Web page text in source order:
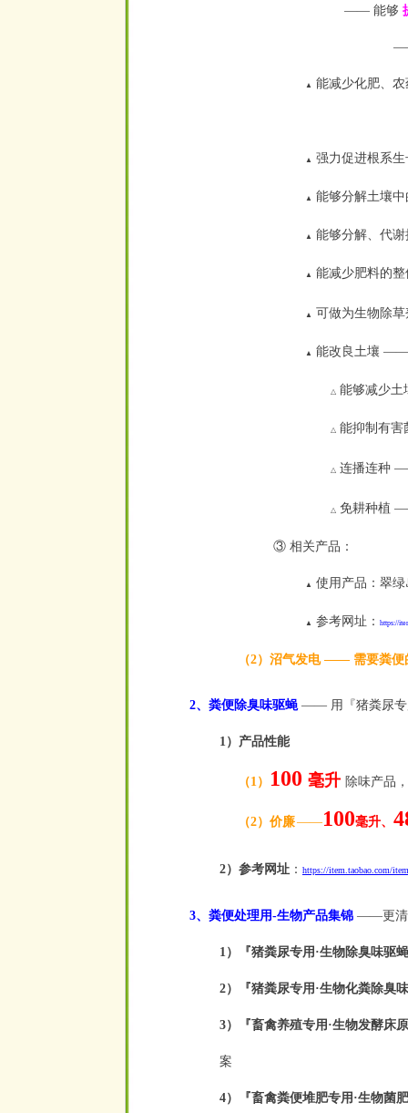
—— 能够
——
▲ 能减少化肥、
▲ 强力促进根系
▲ 能够分解土壤
▲ 能够分解、代
▲ 能减少肥料的
▲ 可做为生物除
▲ 能改良土壤 ——
△ 能够减少
△ 能抑制有
△ 连播连种
△ 免耕种植
③ 相关产品：
▲ 使用产品：翠
▲ 参考网址： https://
（2）沼气发电 —— 需要粪便
2、粪便除臭味驱蝇—— 用『猪粪尿专
1）产品性能
（1） 100 毫升 除味产品
（2）价廉——100毫升、
2）参考网址 ： https://item.taobao.com/
3、粪便处理用-生物产品集锦 ——更清
1）『猪粪尿专用·生物除臭味驱
2）『猪粪尿专用·生物化粪除臭
3） 『畜禽养殖专用·生物发酵床
案
4）『畜禽粪便堆肥专用·生物菌